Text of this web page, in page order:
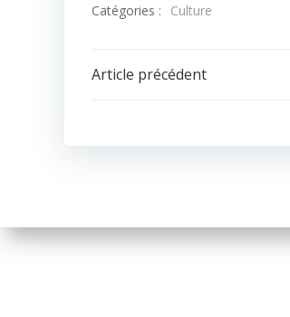
Catégories : Culture
Navigation
Article précédent